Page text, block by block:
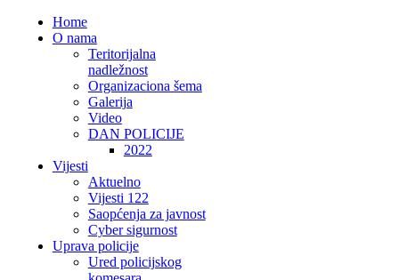
Home
O nama
Teritorijalna
nadležnost
Organizaciona šema
Galerija
Video
DAN POLICIJE
2022
Vijesti
Aktuelno
Vijesti 122
Saopćenja za javnost
Cyber sigurnost
Uprava policije
Ured policijskog